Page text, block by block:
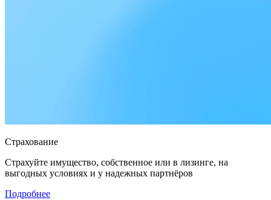
Страхование
Страхуйте имущество, собственное или в лизинге, на
выгодных условиях и у надежных партнёров
Подробнее